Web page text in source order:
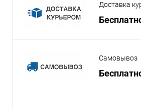
Доставка
Самовывоз